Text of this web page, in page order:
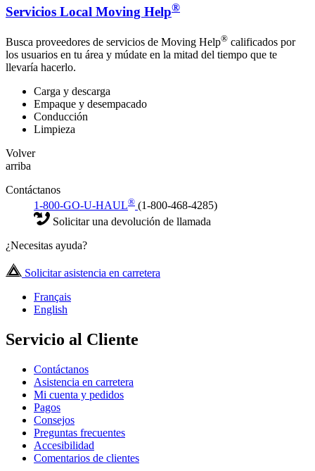
Servicios Local Moving Help®
Busca proveedores de servicios de Moving Help® calificados por
los usuarios en tu área y múdate en la mitad del tiempo que te
llevaría hacerlo.
Carga y descarga
Empaque y desempacado
Conducción
Limpieza
Volver
arriba
Contáctanos
1-800-GO-U-HAUL® (1-800-468-4285)
Solicitar una devolución de llamada
¿Necesitas ayuda?
Solicitar asistencia en carretera
Français
English
Servicio al Cliente
Contáctanos
Asistencia en carretera
Mi cuenta y pedidos
Pagos
Consejos
Preguntas frecuentes
Accesibilidad
Comentarios de clientes